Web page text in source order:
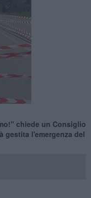
chiede un Consiglio
gestita l'emergenza del